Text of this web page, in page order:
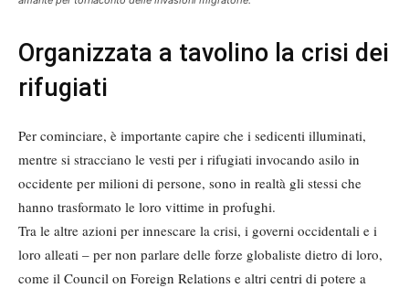
Organizzata a tavolino la crisi dei
rifugiati
Per cominciare, è importante capire che i sedicenti illuminati,
mentre si stracciano le vesti per i rifugiati invocando asilo in
occidente per milioni di persone, sono in realtà gli stessi che
hanno trasformato le loro vittime in profughi.
Tra le altre azioni per innescare la crisi, i governi occidentali e i
loro alleati – per non parlare delle forze globaliste dietro di loro,
come il Council on Foreign Relations e altri centri di potere a